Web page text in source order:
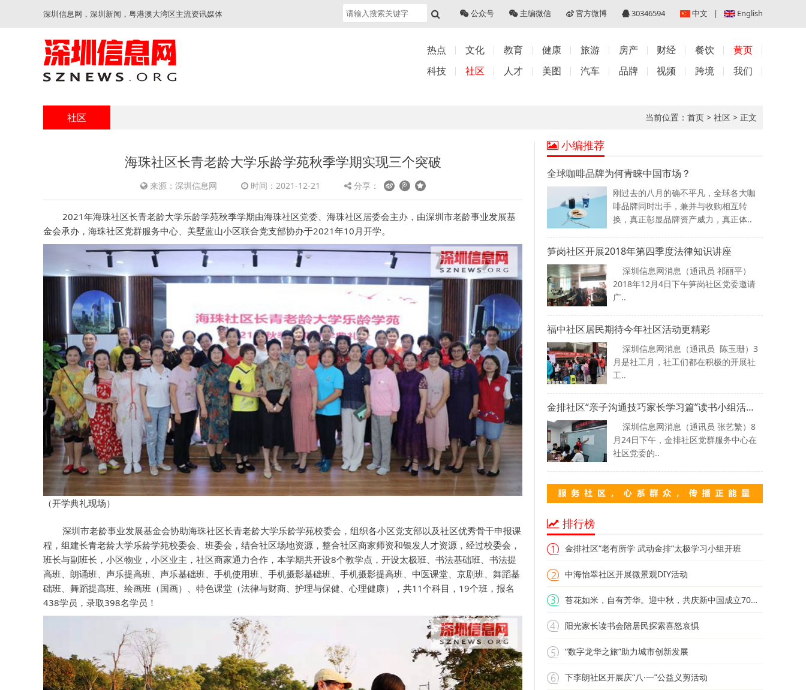
中文 | English
30346594
官方微博
主编微信
公众号
深圳信息网，深圳新闻，粤港澳大湾区主流资讯媒体
热点 文化 教育 健康 旅游 房产 财经 餐饮
黄页
科技
社区 人才 美图 汽车 品牌 视频 跨境 我们
社区 当前位置： 首页 > 社区 > 正文
海珠社区长青老龄大学乐龄学苑秋季学期实现三个突破
来源：深圳信息网 时间：2021-12-21 分享：
2021年海珠社区长青老龄大学乐龄学苑秋季学期由海珠社区党委、海珠社区居委会主办，由深圳市老龄事业发展基
金会承办，海珠社区党群服务中心、美墅蓝山小区联合党支部协办于2021年10月开学。
（开学典礼现场）
深圳市老龄事业发展基金会协助海珠社区长青老龄大学乐龄学苑校委会，组织各小区党支部以及社区优秀骨干申报课
程，组建长青老龄大学乐龄学苑校委会、班委会，结合社区场地资源，整合社区商家师资和银发人才资源，经过校委会，
班长与副班长，小区物业，小区业主，社区商家通力合作，本学期共开设8个教学点，开设太极班、书法基础班、书法提
高班、朗诵班、声乐提高班、声乐基础班、手机使用班、手机摄影基础班、手机摄影提高班、中医课堂、京剧班、舞蹈基
础班、舞蹈提高班、绘画班（国画）、特色课堂（法律与财商、护理与保健、心理健康），共11个科目，19个班，报名
438学员，录取398名学员！
小编推荐
全球咖啡品牌为何青睐中国市场？
刚过去的八月的确不平凡，全球各大咖
啡品牌同时出手，兼并与收购相互转
换，真正彰显品牌资产威力，真正体..
笋岗社区开展2018年第四季度法律知识讲座
深圳信息网消息（通讯员 祁丽平）
2018年12月4日下午笋岗社区党委邀请
广..
福中社区居民期待今年社区活动更精彩
深圳信息网消息（通讯员 陈玉珊）3
月是社工月，社工们都在积极的开展社
工..
金排社区“亲子沟通技巧家长学习篇”读书小组活动开启
深圳信息网消息（通讯员 张艺繁）8
月24日下午，金排社区党群服务中心在
社区党委的..
排行榜
金排社区“老有所学 武动金排”太极学习小组开班
中海怡翠社区开展微景观DIY活动
苔花如米，自有芳华。迎中秋，共庆新中国成立70周年
阳光家长读书会陪居民探索喜怒哀惧
“数字龙华之旅”助力城市创新发展
下李朗社区开展庆“八·一”公益义剪活动